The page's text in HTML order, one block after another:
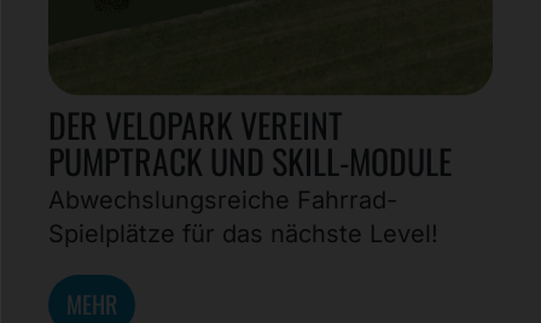
DER VELOPARK VEREINT
PUMPTRACK UND SKILL-MODULE
Abwechslungsreiche Fahrrad-
Spielplätze für das nächste Level!
MEHR